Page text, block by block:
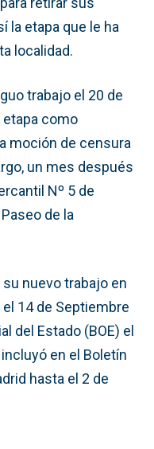
la etapa que le ha
localidad.
trabajo el 20 de
como
moción de censura
un mes después
Nº 5 de
de la
su nuevo trabajo en
14 de Septiembre
del Estado (BOE) el
en el Boletín
hasta el 2 de